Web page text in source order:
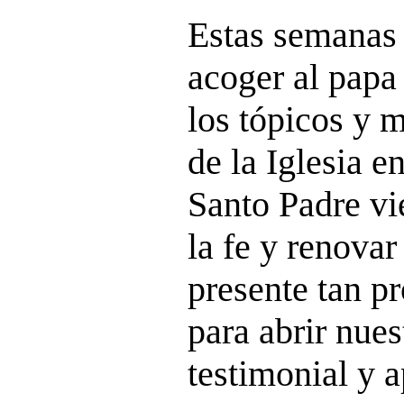
Estas
acoger al
los tópicos y
de la Iglesia
Santo Padre
la fe y renovar
presente tan
para abrir
testimonial y